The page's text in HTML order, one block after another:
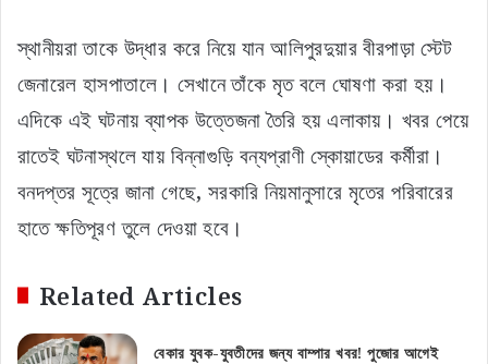
স্থানীয়রা তাকে উদ্ধার করে নিয়ে যান আলিপুরদুয়ার বীরপাড়া স্টেট
জেনারেল হাসপাতালে। সেখানে তাঁকে মৃত বলে ঘোষণা করা হয়।
এদিকে এই ঘটনায় ব্যাপক উত্তেজনা তৈরি হয় এলাকায়। খবর পেয়ে
রাতেই ঘটনাস্থলে যায় বিন্নাগুড়ি বন্যপ্রাণী স্কোয়াডের কর্মীরা।
বনদপ্তর সূত্রে জানা গেছে, সরকারি নিয়মানুসারে মৃতের পরিবারের
হাতে ক্ষতিপূরণ তুলে দেওয়া হবে।
Related Articles
বেকার যুবক-যুবতীদের জন্য বাম্পার খবর! পুজোর আগেই